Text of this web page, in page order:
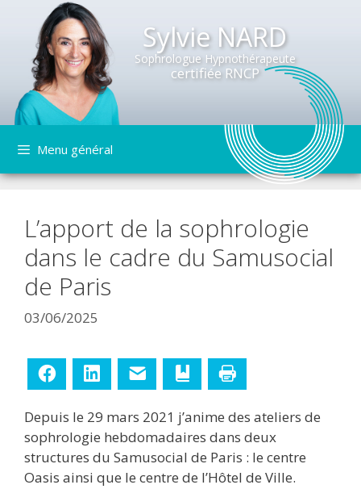
Sylvie NARD
Sophrologue Hypnothérapeute
certifiée RNCP
contenu
Menu général
L’apport de la sophrologie
dans le cadre du Samusocial
de Paris
03/06/2025
Facebook LinkedIn Ajouter aux favoris
Depuis le 29 mars 2021 j’anime des ateliers de
sophrologie hebdomadaires dans deux
structures du Samusocial de Paris : le centre
Oasis ainsi que le centre de l’Hôtel de Ville.